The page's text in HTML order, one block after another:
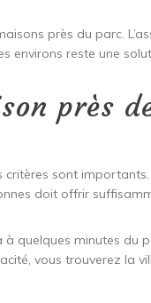
près du parc.
environs reste une
près
critères sont
doit offrir
à quelques minutes du
vous trouverez la